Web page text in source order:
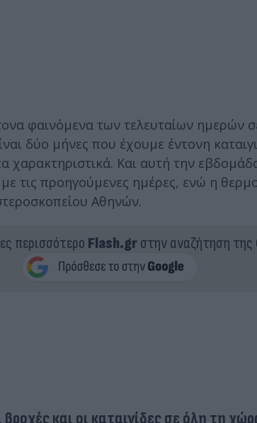
φαινόμενα των τελευταίων ημερών
δύο μήνες που έχουμε έντονη
χαρακτηριστικά. Και αυτή την
τις προηγούμενες ημέρες, ενώ η
Αθηνών.
περισσότερο Flash.grστην αναζήτηση της
βροχές και οι καταιγίδες σε όλη τη